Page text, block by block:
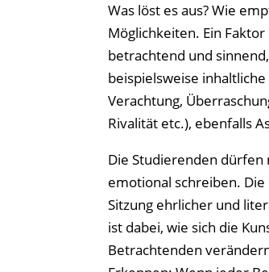
Was löst es aus? Wie
Möglichkeiten. Ein
betrachtend und
beispielsweise
Verachtung,
Rivalität etc.), ebenfalls
Die Studierenden dürfen
emotional schreiben.
Sitzung ehrlicher und
ist dabei, wie sich die
Betrachtenden